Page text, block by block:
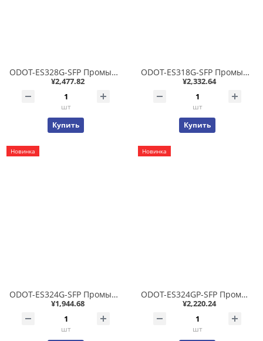
ODOT-ES328G-SFP Промышленный неуправляемый коммутатор 8x10/100/1000T + 2x100/1000 SFP, фабрика 30.4Гб/с, IP40 -40..+85С
¥2,477.82
шт
Купить
ODOT-ES318G-SFP Промышленный неуправляемый коммутатор 8x10/100/1000T + 1x100/1000 SFP, фабрика 30.4Гб/с, IP40 -40..+85С
¥2,332.64
шт
Купить
Новинка
ODOT-ES324G-SFP Промышленный неуправляемый коммутатор 4x10/100/1000T + 2x100/1000 SFP, фабрика 18.2Гб/с, IP40 -40..+85С
¥1,944.68
шт
Новинка
ODOT-ES324GP-SFP Промышленный неуправляемый коммутатор 2x100/1000 SFP + 4x10/100/1000T PoE 802.3af/at 15/30Вт, фабрика 15.2Гб/с, IP40 -40..+85С
¥2,220.24
шт